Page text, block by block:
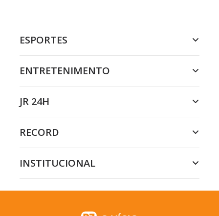
ESPORTES
ENTRETENIMENTO
JR 24H
RECORD
INSTITUCIONAL